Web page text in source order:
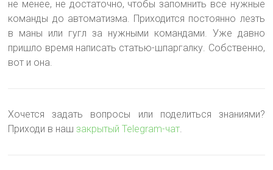
не менее, не достаточно, чтобы запомнить все нужные
команды до автоматизма. Приходится постоянно лезть
в маны или гугл за нужными командами. Уже давно
пришло время написать статью-шпаргалку. Собственно,
вот и она.
Хочется задать вопросы или поделиться знаниями?
Приходи в нашзакрытый Telegram-чат.